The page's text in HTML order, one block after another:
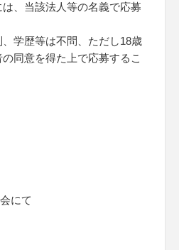
、当該法人等の名義で応募
学歴等は不問、ただし18歳
同意を得た上で応募するこ
にて